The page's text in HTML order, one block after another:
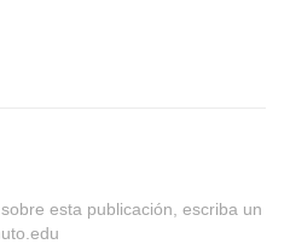
esta publicación, escriba un